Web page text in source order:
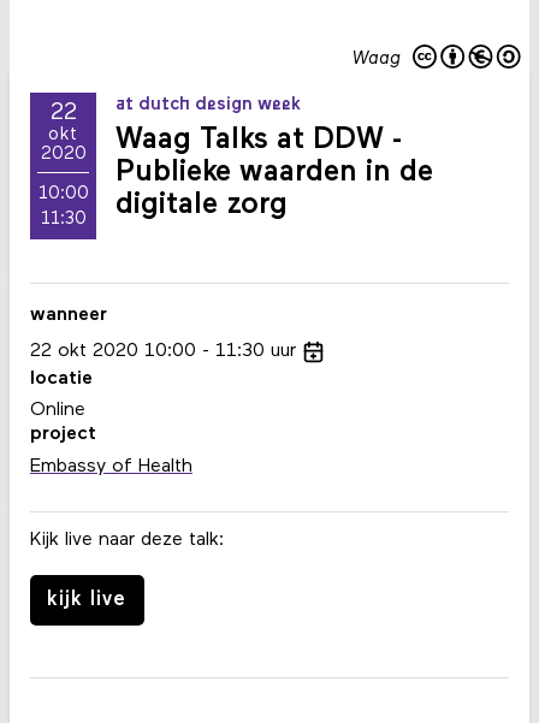
Waag
22
okt
2020
10:00
11:30
at dutch design week
Waag Talks at DDW -
Publieke waarden in de
digitale zorg
Kijk live naar deze talk:
kijk live
wanneer
22 okt 2020 10:00 11:30 uur
locatie
Online
project
Embassy of Health